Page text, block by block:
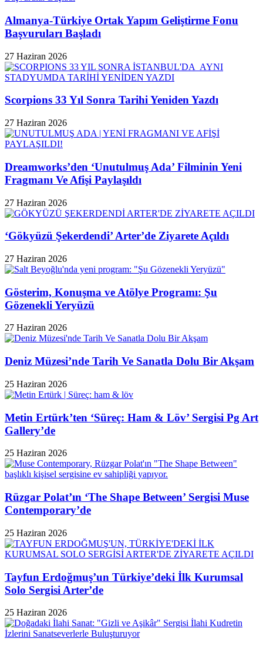
Almanya-Türkiye Ortak Yapım Geliştirme Fonu
Başvuruları Başladı
27 Haziran 2026
Scorpions 33 Yıl Sonra Tarihi Yeniden Yazdı
27 Haziran 2026
Dreamworks’den ‘Unutulmuş Ada’ Filminin Yeni
Fragmanı Ve Afişi Paylaşıldı
27 Haziran 2026
‘Gökyüzü Şekerdendi’ Arter’de Ziyarete Açıldı
27 Haziran 2026
Gösterim, Konuşma ve Atölye Programı: Şu
Gözenekli Yeryüzü
27 Haziran 2026
Deniz Müzesi’nde Tarih Ve Sanatla Dolu Bir Akşam
25 Haziran 2026
Metin Ertürk’ten ‘Süreç: Ham & Löv’ Sergisi Pg Art
Gallery’de
25 Haziran 2026
Rüzgar Polat’ın ‘The Shape Between’ Sergisi Muse
Contemporary’de
25 Haziran 2026
Tayfun Erdoğmuş’un Türkiye’deki İlk Kurumsal
Solo Sergisi Arter’de
25 Haziran 2026